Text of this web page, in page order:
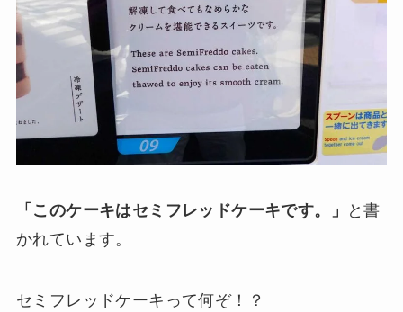
「このケーキはセミフレッドケーキです。」
と書
かれています。
セミフレッドケーキって何ぞ！？